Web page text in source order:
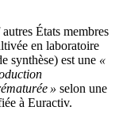
États membres
en laboratoire
synthèse) est une «
» selon une
à Euractiv.